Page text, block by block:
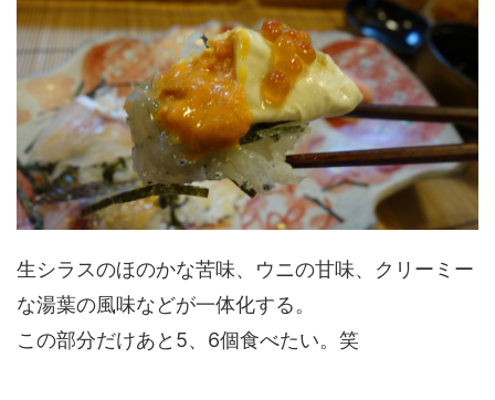
生シラスのほのかな苦味、ウニの甘味、クリーミー
な湯葉の風味などが一体化する。
この部分だけあと5、6個食べたい。笑